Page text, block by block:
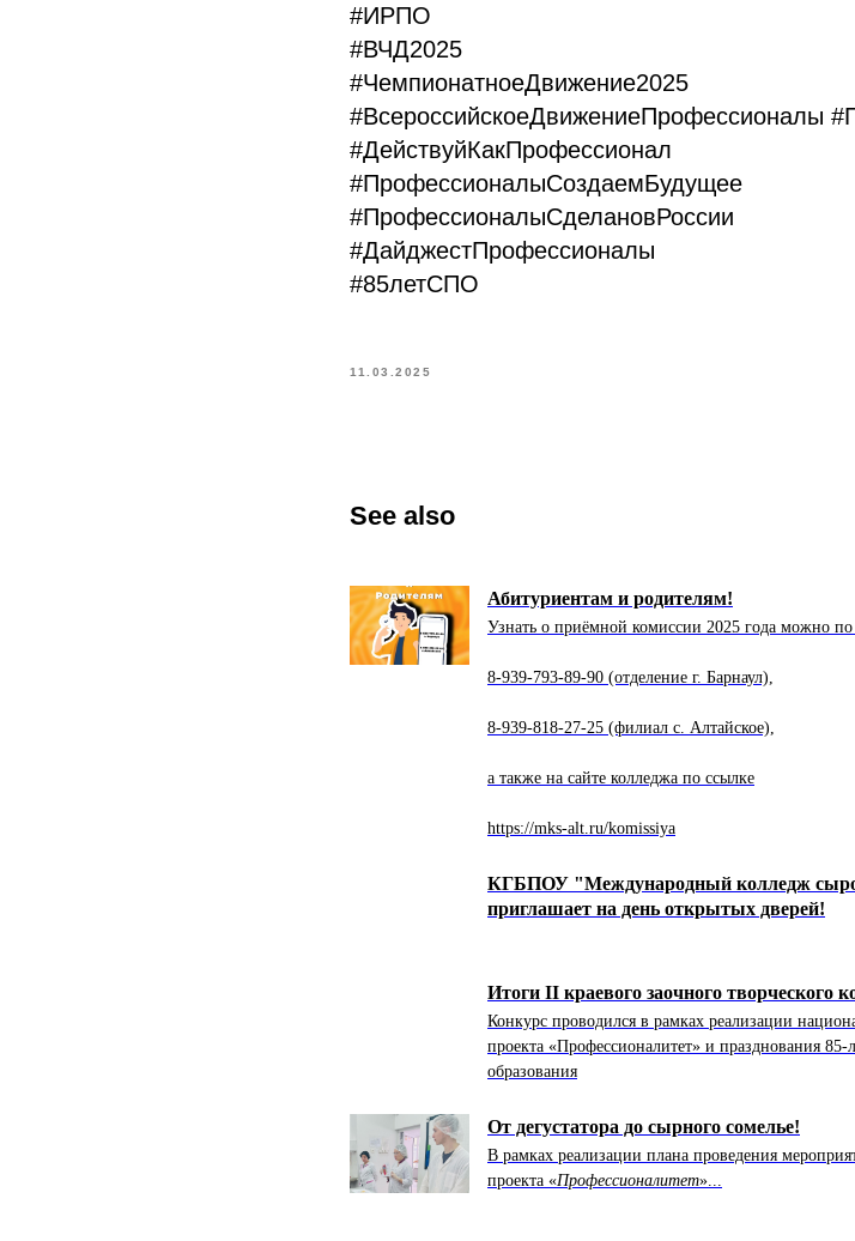
#ИРПО
#ВЧД2025
#ЧемпионатноеДвижение2025
#ВсероссийскоеДвижениеПрофессионалы
#ДействуйКакПрофессионал
#ПрофессионалыСоздаемБудущее
#ПрофессионалыСделановРоссии
#ДайджестПрофессионалы
#85летСПО
11.03.2025
See also
Абитуриентам и родителям!
Узнать о приёмной комиссии 2025 года можно по
8-939-793-89-90 (отделение г. Барнаул),
8-939-818-27-25 (филиал с. Алтайское),
а также на сайте колледжа по ссылке
https://mks-alt.ru/komissiya
КГБПОУ "Международный колледж
приглашает на день открытых дверей!
Итоги II краевого заочного творческого
Конкурс проводился в рамках реализации
проекта «Профессионалитет» и празднования
образования
От дегустатора до сырного сомелье!
В рамках реализации плана проведения
проекта «Профессионалитет»...